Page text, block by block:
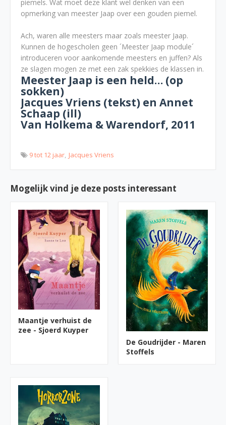
piemels. Wat moet deze klant wel denken van een
opmerking van meester Jaap over een gouden piemel.
Ach, waren alle meesters maar zoals meester Jaap.
Kunnen de hogescholen geen ´Meester Jaap module´
introduceren voor aankomende meesters en juffen? Als
ze slagen mogen ze met een zak spekkies de klassen in.
Meester Jaap is een held… (op
sokken)
Jacques Vriens (tekst) en Annet
Schaap (ill)
Van Holkema & Warendorf, 2011
9 tot 12 jaar Jacques Vriens
Mogelijk vind je deze posts interessant
Maantje verhuist de
zee - Sjoerd Kuyper
De Goudrijder - Maren
Stoffels